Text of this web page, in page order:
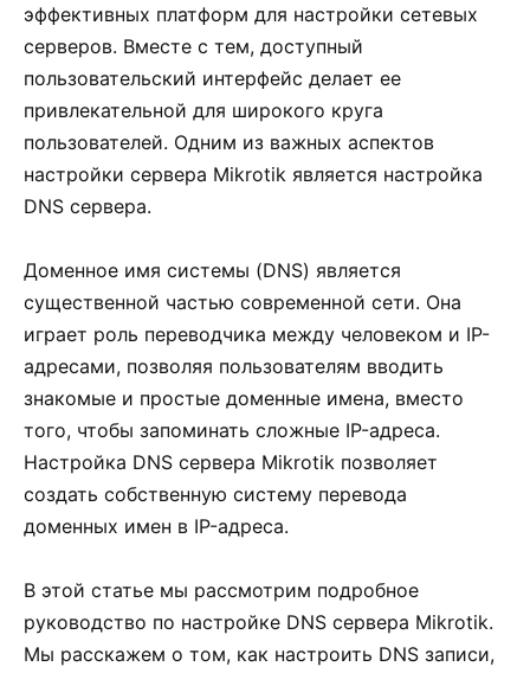
эффективных платформ для настройки сетевых
серверов. Вместе с тем, доступный
пользовательский интерфейс делает ее
привлекательной для широкого круга
пользователей. Одним из важных аспектов
настройки сервера Mikrotik является настройка
DNS сервера.
Доменное имя системы (DNS) является
существенной частью современной сети. Она
играет роль переводчика между человеком и IP-
адресами, позволяя пользователям вводить
знакомые и простые доменные имена, вместо
того, чтобы запоминать сложные IP-адреса.
Настройка DNS сервера Mikrotik позволяет
создать собственную систему перевода
доменных имен в IP-адреса.
В этой статье мы рассмотрим подробное
руководство по настройке DNS сервера Mikrotik.
Мы расскажем о том, как настроить DNS записи,